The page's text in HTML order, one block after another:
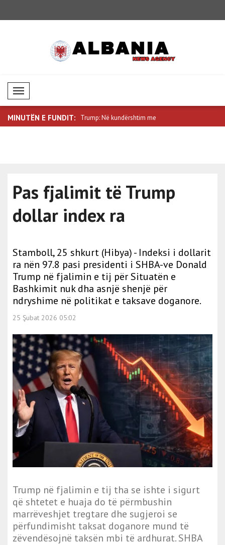
Mobil Menü
MINUTËN E FUNDIT:
financim të ri prej .. Trump: Në kundërshtim me
Pas fjalimit të Trump
dollar index ra
Stamboll, 25 shkurt (Hibya) - Indeksi i dollarit
ra nën 97.8 pasi presidenti i SHBA-ve Donald
Trump në fjalimin e tij për Situatën e
Bashkimit nuk dha asnjë shenjë për
ndryshime në politikat e taksave doganore.
25 Şubat 2026 05:02
Trump në fjalimin e tij tha se ishte i sigurt
që shtetet e huaja do të përmbushin
marrëveshjet tregtare dhe sugjeroi se
përfundimisht taksat doganore mund të
zëvendësojnë taksën mbi të ardhurat. SHBA